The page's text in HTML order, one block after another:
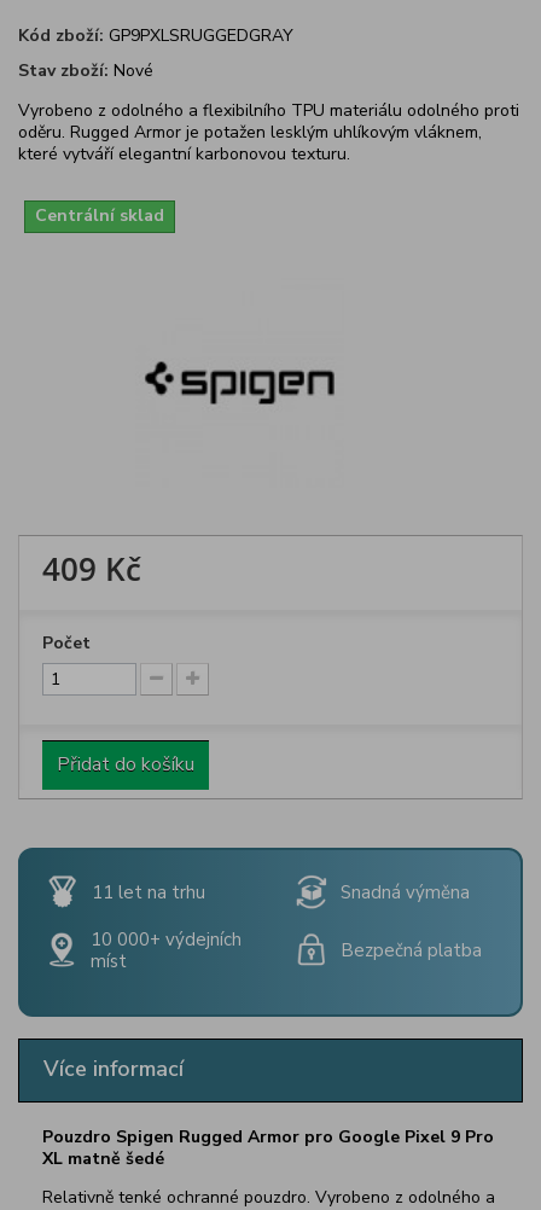
Kód zboží: GP9PXLSRUGGEDGRAY
Stav zboží: Nové
Vyrobeno z odolného a flexibilního TPU materiálu odolného proti
oděru. Rugged Armor je potažen lesklým uhlíkovým vláknem,
které vytváří elegantní karbonovou texturu.
Centrální sklad
409 Kč
Počet
Přidat do košíku
11 let na trhu
Snadná výměna
10 000+ výdejních
míst
Bezpečná platba
Více informací
Pouzdro Spigen Rugged Armor pro Google Pixel 9 Pro
XL matně šedé
Relativně tenké ochranné pouzdro. Vyrobeno z odolného a